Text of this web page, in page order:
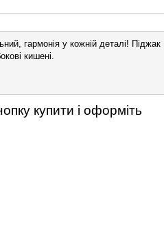
гармонія у кожній деталі!
кишені.
купити і оформіть